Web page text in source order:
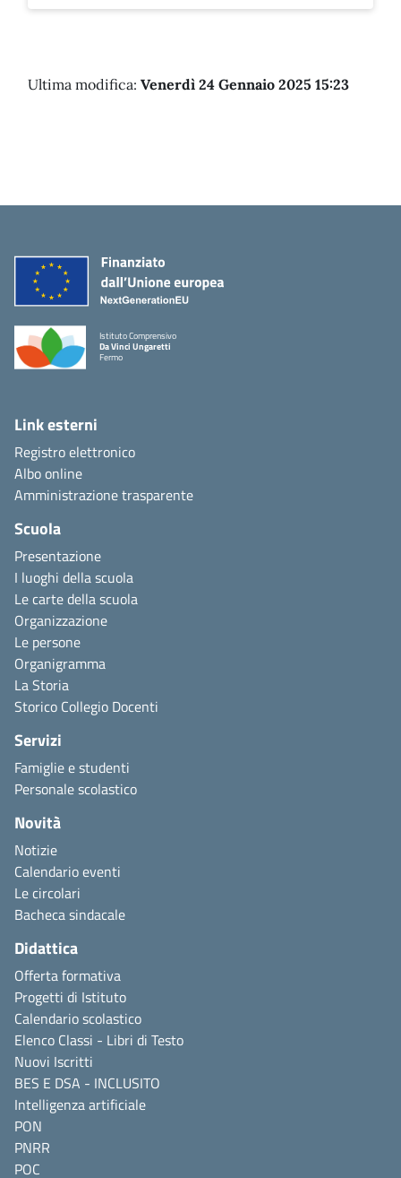
Ultima modifica: Venerdì 24 Gennaio 2025 15:23
Istituto Comprensivo
Da Vinci Ungaretti
Fermo
Link esterni
Registro elettronico
Albo online
Amministrazione trasparente
Scuola
Presentazione
I luoghi della scuola
Le carte della scuola
Organizzazione
Le persone
Organigramma
La Storia
Storico Collegio Docenti
Servizi
Famiglie e studenti
Personale scolastico
Novità
Notizie
Calendario eventi
Le circolari
Bacheca sindacale
Didattica
Offerta formativa
Progetti di Istituto
Calendario scolastico
Elenco Classi - Libri di Testo
Nuovi Iscritti
BES E DSA - INCLUSITO
Intelligenza artificiale
PON
PNRR
POC